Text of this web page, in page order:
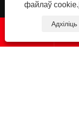
Навіны
файлаў cookie.
Адхіліць